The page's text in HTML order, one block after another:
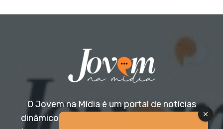
O Jovem na Mídia é um portal de notícias
dinâmico e acessível, voltado para o público